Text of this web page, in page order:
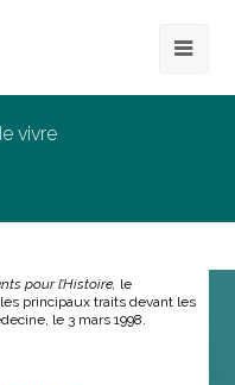
vivre
pour l’Histoire, le
principaux traits devant les
le 3 mars 1998.